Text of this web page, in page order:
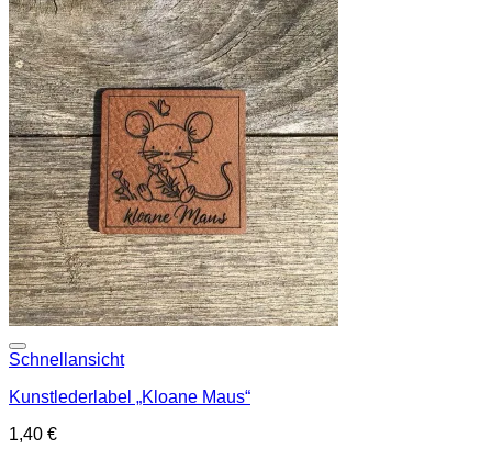
Schnellansicht
Kunstlederlabel „Kloane Maus“
1,40 €